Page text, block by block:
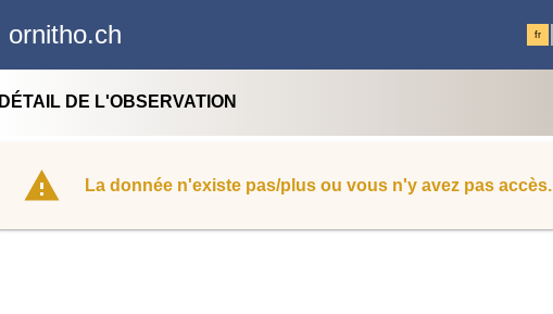
ornitho.ch fr
DÉTAIL DE L'OBSERVATION
La donnée n'existe pas/plus ou vous n'y avez pas accès.